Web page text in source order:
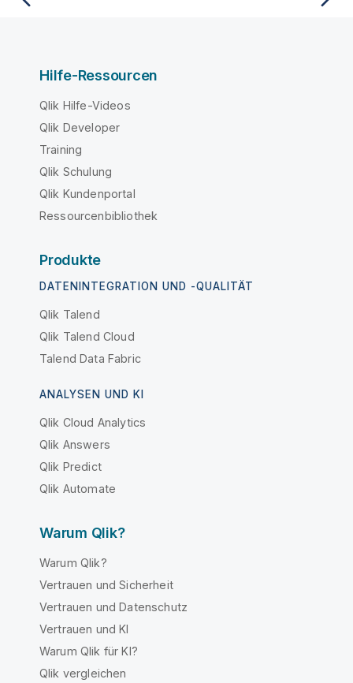
Hilfe-Ressourcen
Qlik Hilfe-Videos
Qlik Developer
Training
Qlik Schulung
Qlik Kundenportal
Ressourcenbibliothek
Produkte
DATENINTEGRATION UND -QUALITÄT
Qlik Talend
Qlik Talend Cloud
Talend Data Fabric
ANALYSEN UND KI
Qlik Cloud Analytics
Qlik Answers
Qlik Predict
Qlik Automate
Warum Qlik?
Warum Qlik?
Vertrauen und Sicherheit
Vertrauen und Datenschutz
Vertrauen und KI
Warum Qlik für KI?
Qlik vergleichen